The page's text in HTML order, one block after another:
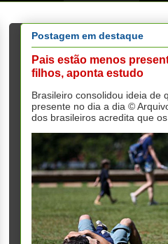
Postagem em destaque
Pais estão menos
filhos, aponta estudo
Brasileiro consolidou ideia de
presente no dia a dia ©
dos brasileiros acredita que os